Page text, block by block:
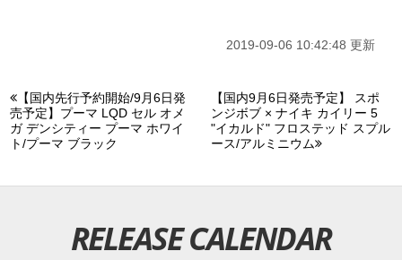
2019-09-06 10:42:48 更新
【国内先行予約開始/9月6日発
売予定】プーマ LQD セル オメ
ガ デンシティー プーマ ホワイ
ト/プーマ ブラック
【国内9月6日発売予定】 スポ
ンジボブ × ナイキ カイリー 5
"イカルド" フロステッド スプル
ース/アルミニウム
RELEASE CALENDAR